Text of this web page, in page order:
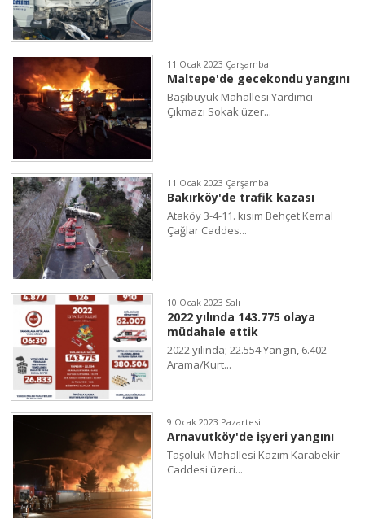
11 Ocak 2023 Çarşamba
Maltepe'de gecekondu yangını
Başıbüyük Mahallesi Yardımcı
Çıkmazı Sokak üzer...
11 Ocak 2023 Çarşamba
Bakırköy'de trafik kazası
Ataköy 3-4-11. kısım Behçet Kemal
Çağlar Caddes...
10 Ocak 2023 Salı
2022 yılında 143.775 olaya
müdahale ettik
2022 yılında; 22.554 Yangın, 6.402
Arama/Kurt...
9 Ocak 2023 Pazartesi
Arnavutköy'de işyeri yangını
Taşoluk Mahallesi Kazım Karabekir
Caddesi üzeri...